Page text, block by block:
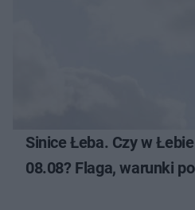
Sinice Łeba. Czy w
08.08? Flaga, warunki